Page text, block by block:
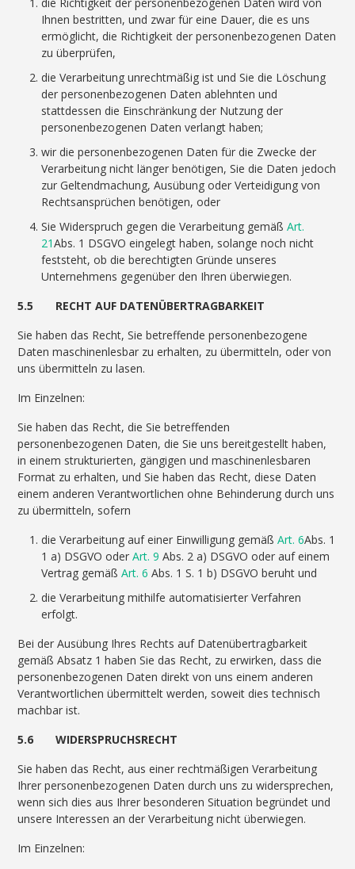
Ihnen bestritten, und zwar für eine Dauer, die es uns
ermöglicht, die Richtigkeit der personenbezogenen Daten
zu überprüfen,
die Verarbeitung unrechtmäßig ist und Sie die Löschung
der personenbezogenen Daten ablehnten und
stattdessen die Einschränkung der Nutzung der
personenbezogenen Daten verlangt haben;
wir die personenbezogenen Daten für die Zwecke der
Verarbeitung nicht länger benötigen, Sie die Daten jedoch
zur Geltendmachung, Ausübung oder Verteidigung von
Rechtsansprüchen benötigen, oder
Sie Widerspruch gegen die Verarbeitung gemäßArt.
21Abs. 1 DSGVO eingelegt haben, solange noch nicht
feststeht, ob die berechtigten Gründe unseres
Unternehmens gegenüber den Ihren überwiegen.
5.5 RECHT AUF DATENÜBERTRAGBARKEIT
Sie haben das Recht, Sie betreffende personenbezogene
Daten maschinenlesbar zu erhalten, zu übermitteln, oder von
uns übermitteln zu lasen.
Im Einzelnen:
Sie haben das Recht, die Sie betreffenden
personenbezogenen Daten, die Sie uns bereitgestellt haben,
in einem strukturierten, gängigen und maschinenlesbaren
Format zu erhalten, und Sie haben das Recht, diese Daten
einem anderen Verantwortlichen ohne Behinderung durch uns
zu übermitteln, sofern
die Verarbeitung auf einer Einwilligung gemäßArt. 6Abs. 1
1 a) DSGVO oderArt. 9 Abs. 2 a) DSGVO oder auf einem
Vertrag gemäßArt. 6 Abs. 1 S. 1 b) DSGVO beruht und
die Verarbeitung mithilfe automatisierter Verfahren
erfolgt.
Bei der Ausübung Ihres Rechts auf Datenübertragbarkeit
gemäß Absatz 1 haben Sie das Recht, zu erwirken, dass die
personenbezogenen Daten direkt von uns einem anderen
Verantwortlichen übermittelt werden, soweit dies technisch
machbar ist.
5.6 WIDERSPRUCHSRECHT
Sie haben das Recht, aus einer rechtmäßigen Verarbeitung
Ihrer personenbezogenen Daten durch uns zu widersprechen,
wenn sich dies aus Ihrer besonderen Situation begründet und
unsere Interessen an der Verarbeitung nicht überwiegen.
Im Einzelnen: